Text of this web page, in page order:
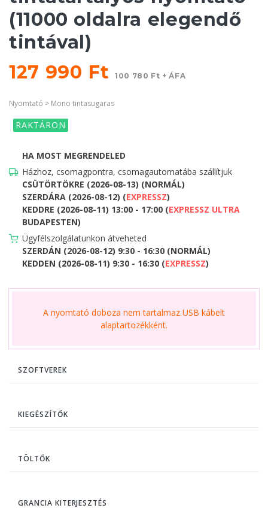
(11000 oldalra elegendő
tintával)
127 990 Ft100 780 Ft + ÁFA
Nyomtató > Mono tintasugaras
RAKTÁRON
HA MOST MEGRENDELED
Házhoz, csomagpontra, csomagautomatába szállítjuk
CSÜTÖRTÖKRE (2026-08-13) (NORMÁL)
SZERDÁRA (2026-08-12) (EXPRESSZ)
KEDDRE (2026-08-11) 13:00 - 17:00 (EXPRESSZ ULTRA
BUDAPESTEN)
Ügyfélszolgálatunkon átveheted
SZERDÁN (2026-08-12) 9:30 - 16:30 (NORMÁL)
KEDDEN (2026-08-11) 9:30 - 16:30 (EXPRESSZ)
A nyomtató doboza nem tartalmaz USB kábelt
alaptartozékként.
SZOFTVEREK
KIEGÉSZÍTŐK
TÖLTŐK
GRANCIA KITERJESZTÉS